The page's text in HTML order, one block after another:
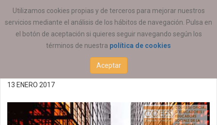
Utilizamos cookies propias y de terceros para mejorar nuestros
servicios mediante el análisis de los hábitos de navegación. Pulsa en
el botón de aceptación si quieres seguir navegando según los
términos de nuestra política de cookies
Aceptar
ESTÁ AQUÍ: ACTUALIDAD REGIONAL
Carrera Solidaria de las
Profesiones 2017
13 ENERO 2017